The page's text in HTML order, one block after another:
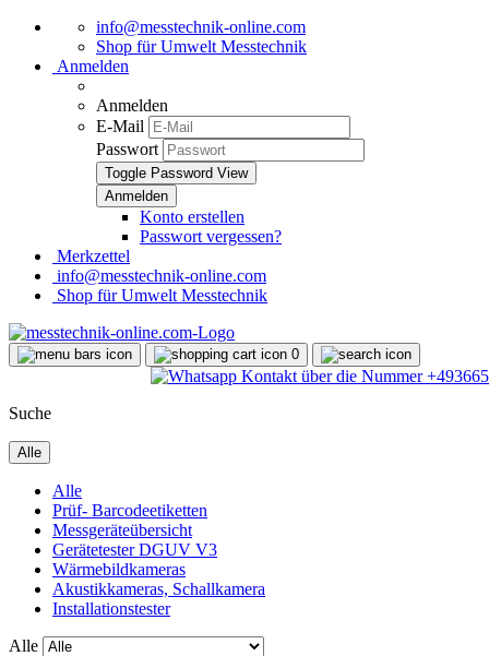
info@messtechnik-online.com
Shop für Umwelt Messtechnik
Anmelden
Anmelden
E-Mail
Passwort
Toggle Password View
Konto erstellen
Passwort vergessen?
Merkzettel
info@messtechnik-online.com
Shop für Umwelt Messtechnik
0
Suche
Alle
Alle
Prüf- Barcodeetiketten
Messgeräteübersicht
Gerätetester DGUV V3
Wärmebildkameras
Akustikkameras, Schallkamera
Installationstester
Alle